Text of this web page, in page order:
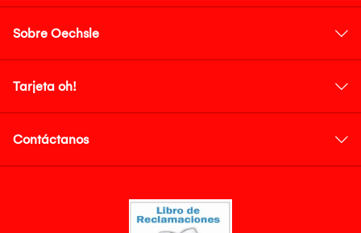
Sobre Oechsle
Tarjeta oh!
Contáctanos